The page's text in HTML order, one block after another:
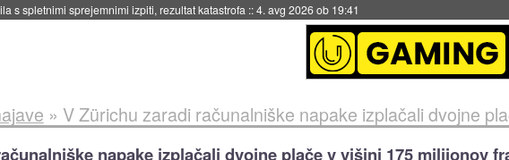
razvija svojo raketo za večkratno uporabo::4. avg 2026 ob 19:41
» V Zürichu zaradi računalniške napake izplačali dvojne plače
napake izplačali dvojne plače v višini 175 milijonov